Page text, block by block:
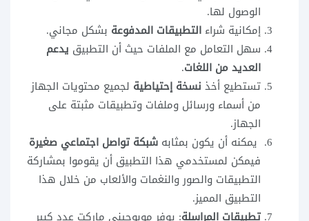
الوصول لها.
إمكانية شراء التطبيقات المدفوعة بشكل مجاني.
سهل التعامل مع الملفات حيث أن التطبيق يدعم
العديد من اللغات.
تستطيع أخذ نسخة إحتياطية لجميع محتويات الجهاز
من أسماء ورسائل وملفات وتطبيقات مثبتة على
الجهاز.
يمكنه أن يكون بمثابه شبكة تواصل اجتماعي صغيرة
فيمكن لمستخدمي هذا التطبيق أن يقوموا بمشاركة
التطبيقات والصور والنغمات والألعاب من خلال هذا
التطبيق المميز.
تطبيقات المراسلة: يوفر موبوجيني ماركت عدد كبير